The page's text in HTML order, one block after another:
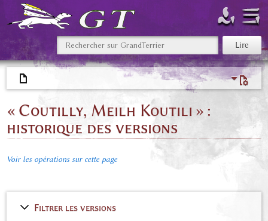
« Coutilly, Meilh Koutili » :
historique des versions
Voir les opérations sur cette page
Filtrer les versions